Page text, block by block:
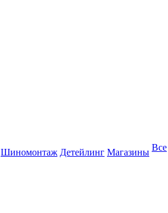
Шиномонтаж Детейлинг Магазины Все